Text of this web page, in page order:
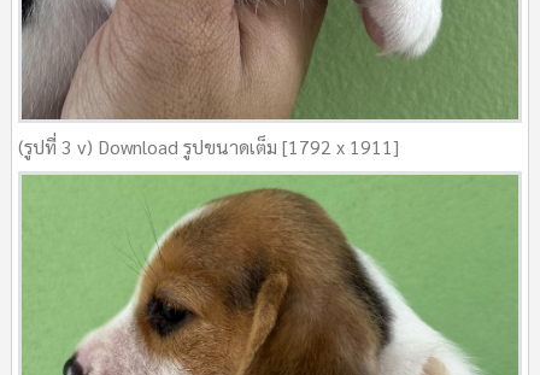
(รูปที่ 3 v) Download รูปขนาดเต็ม [1792 x 1911]